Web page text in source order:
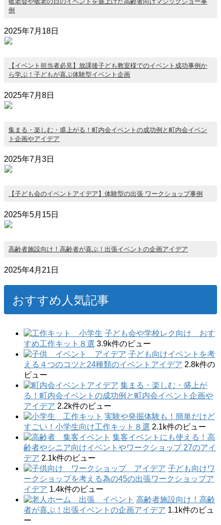
例
2025年7月18日
【イベント担当者必見】放課後子ども教室様でのイベント成功事例か
ら学ぶ！子どもが喜ぶ体験型イベント企画
2025年7月8日
集まる・楽しむ・盛上がる！町内会イベントの成功例と町内会イベン
ト企画やアイデア
2025年7月3日
【子ども会のイベントアイデア】体験型の出張 ワークショップ事例
2025年5月15日
高齢者施設向け！高齢者が喜ぶ！出張イベントの企画アイデア
2025年4月21日
おすすめ人気記事
子ども会や学校レク向け おす
すめ工作キット８選 3.9k件のビュー
子ども向けイベントを考
える４つのコツと24種類のイベントアイデア 2.8k件の
ビュー
集まる・楽しむ・盛上が
る！町内会イベントの成功例と町内会イベント企画や
アイデア 2.2k件のビュー
実験や発掘体験も！簡単だけど
すごい！小学生向け工作キット８選 2.1k件のビュー
集客イベントにも使える！高
齢者やシニア向けイベントやワークショップ 27のアイ
デア 2.1k件のビュー
子ども向けワ
ークショップを考える為の45の出張ワークショップア
イデア 1.4k件のビュー
高齢者施設向け！高齢
者が喜ぶ！出張イベントの企画アイデア 1.1k件のビュ
ー